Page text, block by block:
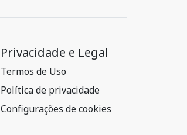
Privacidade e Legal
Termos de Uso
Política de privacidade
Configurações de cookies